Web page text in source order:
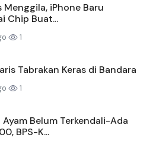
Menggila, iPhone Baru
Chip Buat...
1
Tabrakan Keras di Bandara
1
Belum Terkendali-Ada
BPS-K...